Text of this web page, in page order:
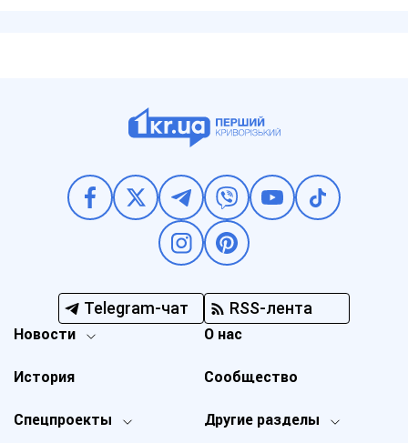
Telegram-чат RSS-лента
Новости
Спецпроекты Другие разделы
История
О нас
Сообщество